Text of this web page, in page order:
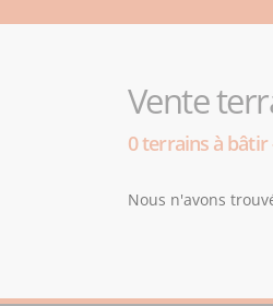
Vente
0 terrains à bâtir
Nous n'avons